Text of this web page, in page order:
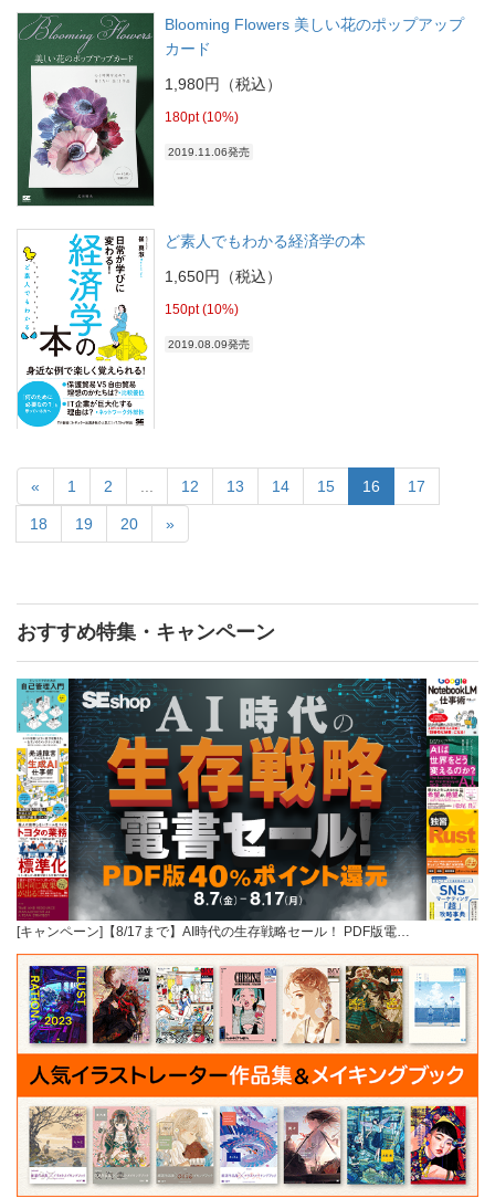
Blooming Flowers 美しい花のポップアップ
カード
1,980円（税込）
180pt (10%)
2019.11.06発売
ど素人でもわかる経済学の本
1,650円（税込）
150pt (10%)
2019.08.09発売
« 1 2 12 13 14 15 16 17
18 19 20 »
おすすめ特集・キャンペーン
[キャンペーン]【8/17まで】AI時代の生存戦略セール！ PDF版電…